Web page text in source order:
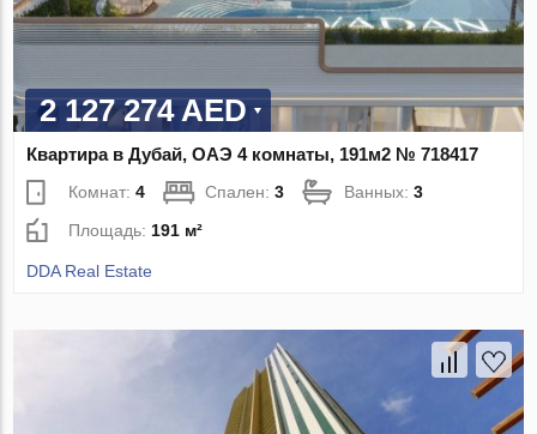
2 127 274 AED
Квартира в Дубай, ОАЭ 4 комнаты, 191м2 № 718417
Комнат:4 Спален:3 Ванных:3
Площадь:191 м²
DDA Real Estate